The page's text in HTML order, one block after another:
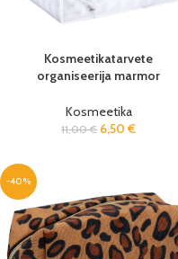
Kosmeetikatarvete
organiseerija marmor
Kosmeetika
11,00€ 6,50 €
-40%